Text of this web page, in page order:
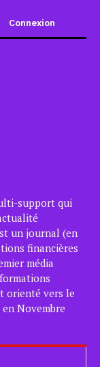
Connexion
support qui
un journal (en
financières
média
orienté vers le
Novembre